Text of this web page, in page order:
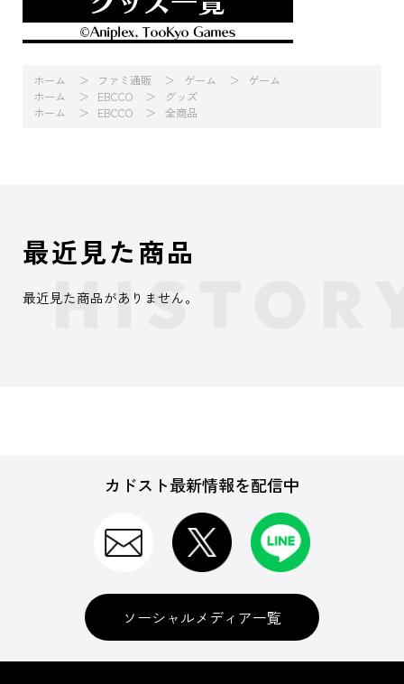
ホーム ファミ通販 ゲーム
ゲーム
ホーム
EBCCO
グッズ
ホーム
EBCCO 全商品
最近見た商品
最近見た商品がありません。
カドスト最新情報を配信中
ソーシャルメディア一覧